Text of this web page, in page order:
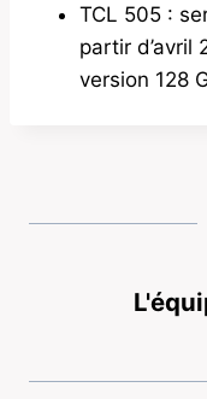
TCL 505 :
partir d’avril
version 128